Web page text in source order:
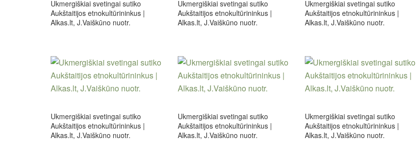
Ukmergiškiai svetingai sutiko
Aukštaitijos etnokultūrininkus |
Alkas.lt, J.Vaiškūno nuotr.
Ukmergiškiai svetingai sutiko
Aukštaitijos etnokultūrininkus |
Alkas.lt, J.Vaiškūno nuotr.
Ukmergiškiai svetingai sutiko
Aukštaitijos etnokultūrininkus |
Alkas.lt, J.Vaiškūno nuotr.
Ukmergiškiai svetingai sutiko
Aukštaitijos etnokultūrininkus |
Alkas.lt, J.Vaiškūno nuotr.
Ukmergiškiai svetingai sutiko
Aukštaitijos etnokultūrininkus |
Alkas.lt, J.Vaiškūno nuotr.
Ukmergiškiai svetingai sutiko
Aukštaitijos etnokultūrininkus |
Alkas.lt, J.Vaiškūno nuotr.